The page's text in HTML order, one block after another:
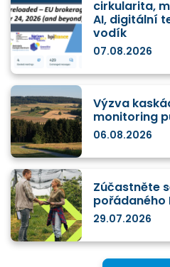
cirkularita,
AI, digitální
vodík
07.08.2026
Výzva
monitoring
06.08.2026
Zúčastněte
pořádaného
29.07.2026